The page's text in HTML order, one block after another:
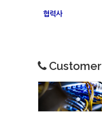
협력사
Customer